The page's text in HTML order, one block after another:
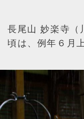
長尾山 妙楽寺（
頃は、例年６月